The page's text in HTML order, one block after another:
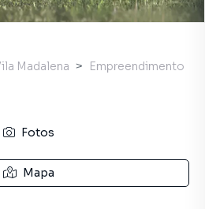
Madalena
Empreendimento
Fotos
Mapa